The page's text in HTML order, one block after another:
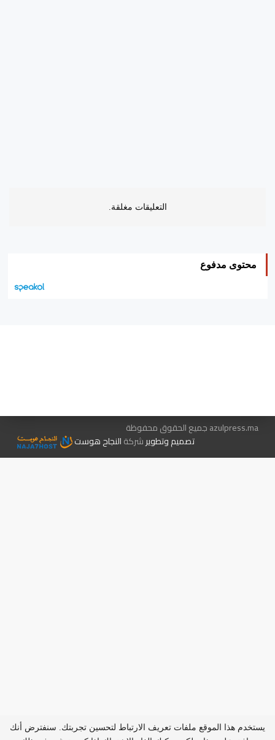
التعليقات مغلقة.
محتوى مدفوع
azulpress.ma جميع الحقوق محفوظة
تصميم وتطويرشركةالنجاح هوست
يستخدم هذا الموقع ملفات تعريف الارتباط لتحسين تجربتك. سنفترض أنك